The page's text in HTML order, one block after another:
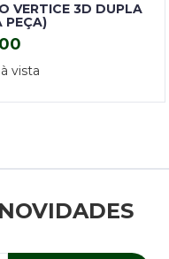
VERTICE 3D DUPLA
PEÇA)
vista
COMPRAR
NOVIDADES